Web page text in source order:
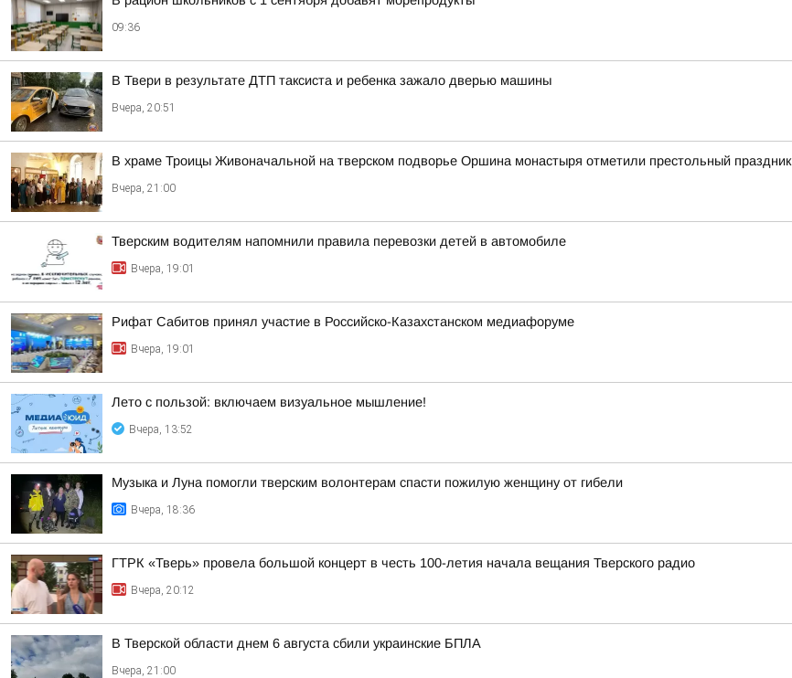
09:36
В Твери в результате ДТП таксиста и ребенка зажало дверью машины
Вчера, 20:51
В храме Троицы Живоначальной на тверском подворье Оршина монастыря отметили престольный праздник
Вчера, 21:00
Тверским водителям напомнили правила перевозки детей в автомобиле
Вчера, 19:01
Рифат Сабитов принял участие в Российско-Казахстанском медиафоруме
Вчера, 19:01
Лето с пользой: включаем визуальное мышление!
Вчера, 13:52
Музыка и Луна помогли тверским волонтерам спасти пожилую женщину от гибели
Вчера, 18:36
ГТРК «Тверь» провела большой концерт в честь 100-летия начала вещания Тверского радио
Вчера, 20:12
В Тверской области днем 6 августа сбили украинские БПЛА
Вчера, 21:00